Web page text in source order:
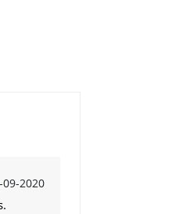
09-2020